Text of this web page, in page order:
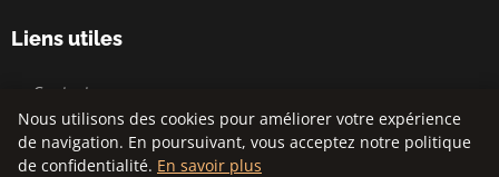
Liens utiles
Contact
Nous utilisons des cookies pour améliorer votre expérience
de navigation. En poursuivant, vous acceptez notre politique
de confidentialité. En savoir plus